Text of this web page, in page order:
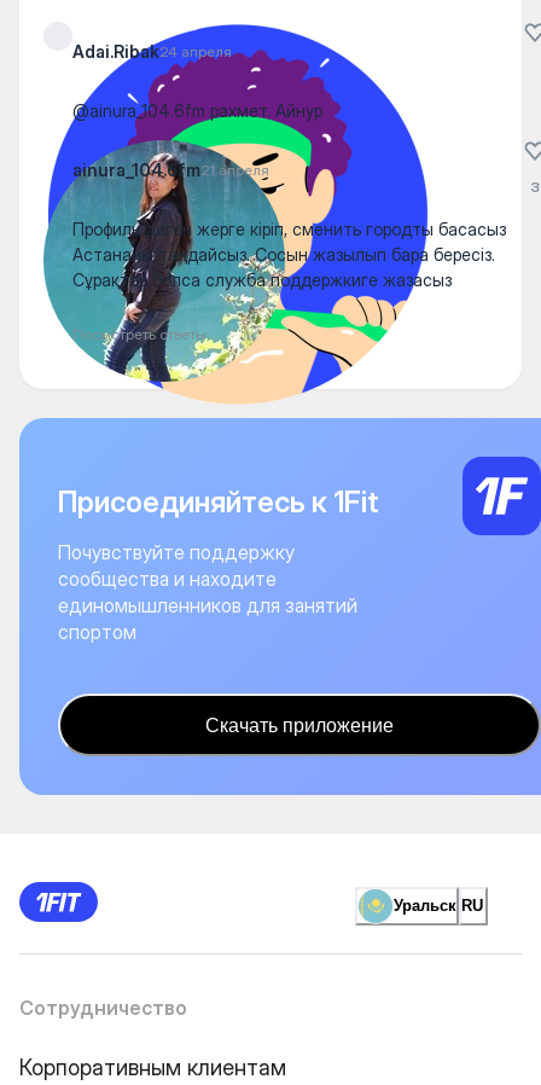
Adai.Ribak24 апреля
@ainura_104.6fm рахмет. Айнур
ainura_104.6fm21 апреля
Профиль деген жерге кіріп, сменить городты басасыз
Астананы таңдайсыз. Сосын жазылып бара бересіз.
Сұрақтар болса служба поддержкиге жазасыз
Посмотреть ответы
3
Присоединяйтесь к 1Fit
Почувствуйте поддержку
сообщества и находите
единомышленников для занятий
спортом
Скачать приложение
Уральск RU
Сотрудничество
Корпоративным клиентам